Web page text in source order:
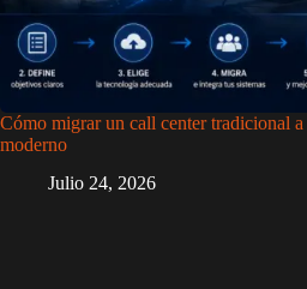
Cómo migrar un call center tradicional
moderno
Julio 24, 2026